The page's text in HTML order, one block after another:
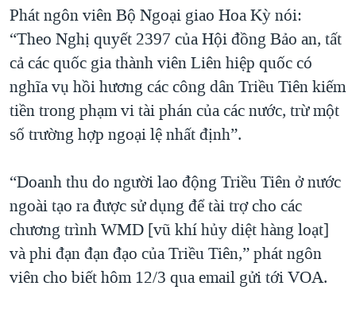
Phát ngôn viên Bộ Ngoại giao Hoa Kỳ nói:
“Theo Nghị quyết 2397 của Hội đồng Bảo an, tất
cả các quốc gia thành viên Liên hiệp quốc có
nghĩa vụ hồi hương các công dân Triều Tiên kiếm
tiền trong phạm vi tài phán của các nước, trừ một
số trường hợp ngoại lệ nhất định”.
“Doanh thu do người lao động Triều Tiên ở nước
ngoài tạo ra được sử dụng để tài trợ cho các
chương trình WMD [vũ khí hủy diệt hàng loạt]
và phi đạn đạn đạo của Triều Tiên,” phát ngôn
viên cho biết hôm 12/3 qua email gửi tới VOA.